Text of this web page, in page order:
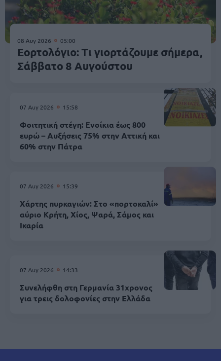
08 Αυγ 2026 05:00
Εορτολόγιο: Τι γιορτάζουμε σήμερα,
Σάββατο 8 Αυγούστου
07 Αυγ 2026 15:58
Φοιτητική στέγη: Ενοίκια έως 800
ευρώ – Αυξήσεις 75% στην Αττική και
60% στην Πάτρα
07 Αυγ 2026 15:39
Χάρτης πυρκαγιών: Στο «πορτοκαλί»
αύριο Κρήτη, Χίος, Ψαρά, Σάμος και
Ικαρία
07 Αυγ 2026 14:33
Συνελήφθη στη Γερμανία 31χρονος
για τρεις δολοφονίες στην Ελλάδα